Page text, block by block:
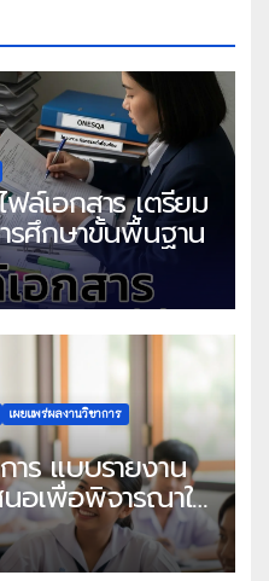
ล์เอกสาร เตรียม
รศึกษาขั้นพื้นฐาน
เผยแพร่ผลงานวิชาการ
าร แบบรายงาน
นอเพื่อพิจารณาใน
จ ประจำปี 2568